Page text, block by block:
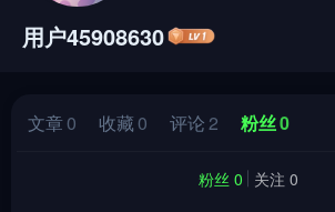
用户45908630
文章0 收藏0 评论 2 粉丝0
粉丝 0 关注 0